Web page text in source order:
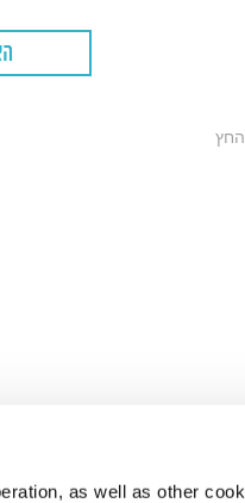
as well as other